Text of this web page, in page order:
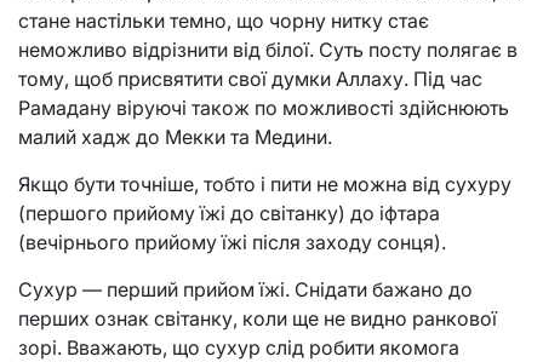
стане настільки темно, що чорну нитку стає
неможливо відрізнити від білої. Суть посту полягає в
тому, щоб присвятити свої думки Аллаху. Під час
Рамадану віруючі також по можливості здійснюють
малий хадж до Мекки та Медини.
Якщо бути точніше, тобто і пити не можна від сухуру
(першого прийому їжі до світанку) до іфтара
(вечірнього прийому їжі після заходу сонця).
Сухур — перший прийом їжі. Снідати бажано до
перших ознак світанку, коли ще не видно ранкової
зорі. Вважають, що сухур слід робити якомога